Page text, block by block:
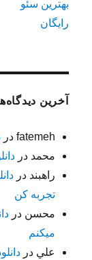
بهترین سئو
رایگان
آخرین
fatemeh در
محمد در
راهبند در
تجربه کن
محسن در
میکنم
علي در